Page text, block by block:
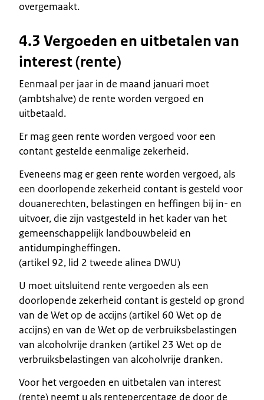
overgemaakt.
4.3 Vergoeden en uitbetalen van
interest (rente)
Eenmaal per jaar in de maand januari moet
(ambtshalve) de rente worden vergoed en
uitbetaald.
Er mag geen rente worden vergoed voor een
contant gestelde eenmalige zekerheid.
Eveneens mag er geen rente worden vergoed, als
een doorlopende zekerheid contant is gesteld voor
douanerechten, belastingen en heffingen bij in- en
uitvoer, die zijn vastgesteld in het kader van het
gemeenschappelijk landbouwbeleid en
antidumpingheffingen.
(artikel 92, lid 2 tweede alinea DWU)
U moet uitsluitend rente vergoeden als een
doorlopende zekerheid contant is gesteld op grond
van de Wet op de accijns (artikel 60 Wet op de
accijns) en van de Wet op de verbruiksbelastingen
van alcoholvrije dranken (artikel 23 Wet op de
verbruiksbelastingen van alcoholvrije dranken.
Voor het vergoeden en uitbetalen van interest
(rente) neemt u als rentepercentage de door de